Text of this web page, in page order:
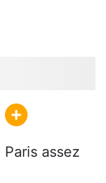
Paris assez